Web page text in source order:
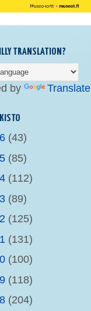
TRANSLATION?
by Translate
(43)
(85)
(112)
(89)
(125)
(131)
(100)
(118)
(204)